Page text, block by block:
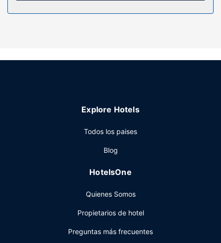
Servicios hotel
mientras que los fines de semana el horario es de 07:30 a
Tendrás periódicos gratuitos en el vestíbulo, una biblioteca
aparcamiento sin asistencia gratuito disponible.
Explore Hotels
Todos los paises
Blog
HotelsOne
Quienes Somos
Propietarios de hotel
Preguntas más frecuentes